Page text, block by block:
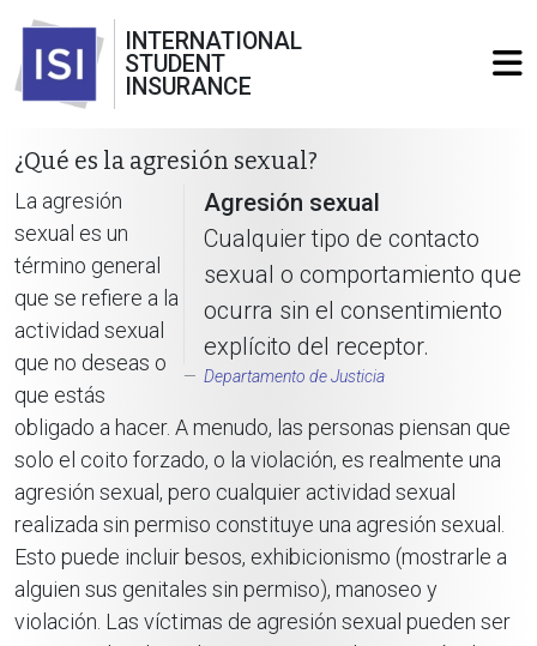
INTERNATIONAL
STUDENT
INSURANCE
¿Qué es la agresión sexual?
Agresión sexual
Cualquier tipo de contacto
sexual o comportamiento que
ocurra sin el consentimiento
explícito del receptor.
Departamento de Justicia
La agresión
sexual es un
término general
que se refiere a la
actividad sexual
que no deseas o
que estás
obligado a hacer. A menudo, las personas piensan que
solo el coito forzado, o la violación, es realmente una
agresión sexual, pero cualquier actividad sexual
realizada sin permiso constituye una agresión sexual.
Esto puede incluir besos, exhibicionismo (mostrarle a
alguien sus genitales sin permiso), manoseo y
violación. Las víctimas de agresión sexual pueden ser